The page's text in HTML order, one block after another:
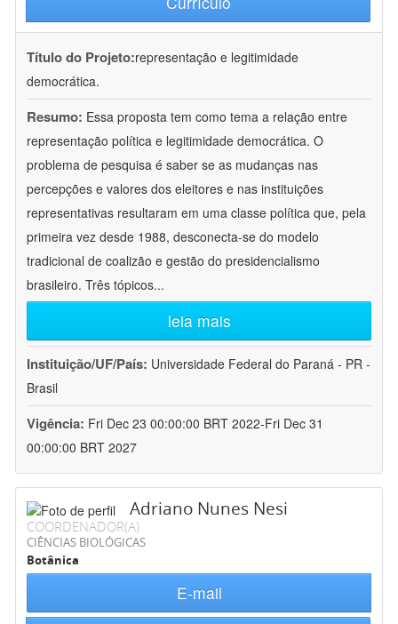
Título do Projeto:representação e legitimidade
democrática.
Resumo: Essa proposta tem como tema a relação entre
representação política e legitimidade democrática. O
problema de pesquisa é saber se as mudanças nas
percepções e valores dos eleitores e nas instituições
representativas resultaram em uma classe política que, pela
primeira vez desde 1988, desconecta-se do modelo
tradicional de coalizão e gestão do presidencialismo
brasileiro. Três tópicos...
leia mais
Instituição/UF/País: Universidade Federal do Paraná - PR -
Brasil
Vigência: Fri Dec 23 00:00:00 BRT 2022-Fri Dec 31
00:00:00 BRT 2027
Adriano Nunes Nesi
COORDENADOR(A)
CIÊNCIAS BIOLÓGICAS
Botânica
E-mail